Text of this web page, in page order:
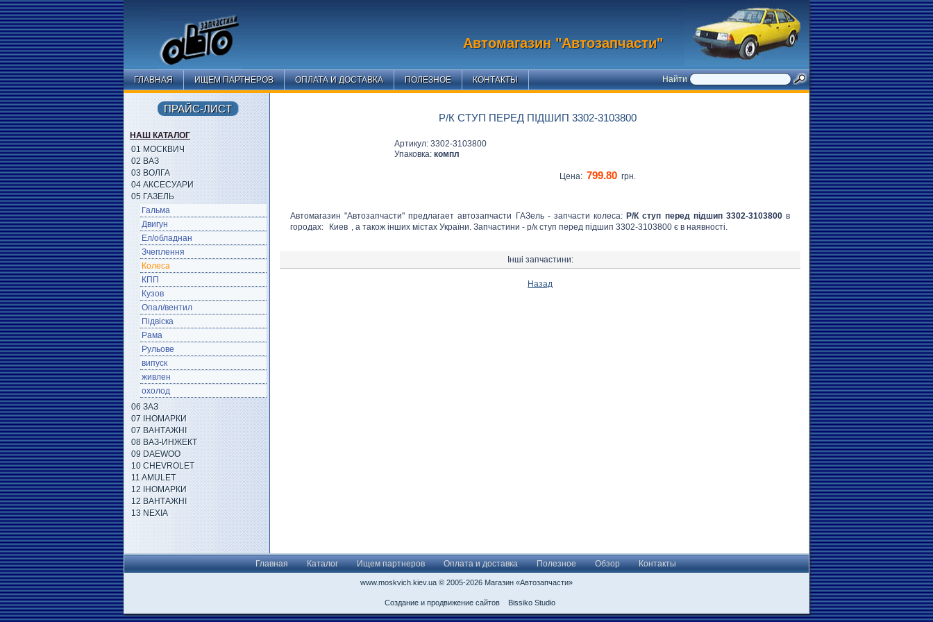
Автомагазин "Автозапчасти"
ГЛАВНАЯ ИЩЕМ ПАРТНЕРОВ ОПЛАТА И ДОСТАВКА ПОЛЕЗНОЕ КОНТАКТЫ Найти
Р/К СТУП ПЕРЕД ПІДШИП 3302-3103800
Артикул: 3302-3103800
Упаковка: компл
Цена: 799.80 грн.
Автомагазин "Автозапчасти" предлагает автозапчасти ГАЗель - запчасти колеса: Р/К ступ перед підшип 3302-3103800в
городах:
Киев , а також інших містах України. Запчастини - р/к ступ перед підшип 3302-3103800 є в наявності.
Інші запчастини:
Назад
ПРАЙС-ЛИСТ
НАШ КАТАЛОГ
01 МОСКВИЧ
02 ВАЗ
03 ВОЛГА
04 АКСЕСУАРИ
05 ГАЗЕЛЬ
Гальма
Двигун
Ел/обладнан
Зчеплення
Колеса
КПП
Кузов
Опал/вентил
Підвіска
Рама
Рульове
випуск
живлен
охолод
06 ЗАЗ
07 ІНОМАРКИ
07 ВАНТАЖНІ
08 ВАЗ-ИНЖЕКТ
09 DAEWOO
10 CHEVROLET
11 AMULET
12 ІНОМАРКИ
12 ВАНТАЖНІ
13 NEXIA
Главная Каталог Ищем партнеров Оплата и доставка Полезное Обзор Контакты
www.moskvich.kiev.ua © 2005-2026 Магазин «Автозапчасти»
Создание и продвижение сайтов Bissiko Studio